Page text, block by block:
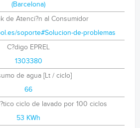
(Barcelona)
de Atenci?n al Consumidor
soporte#Solucion-de-problemas
C?digo EPREL
1303380
de agua [Lt / ciclo]
66
ciclo de lavado por 100 ciclos
53 KWh